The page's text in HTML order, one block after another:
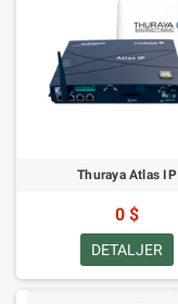
Thuraya Atlas IP
0 $
DETALJER